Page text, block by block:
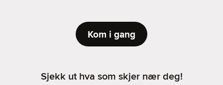
Kom i gang
Sjekk ut hva som skjer nær deg!